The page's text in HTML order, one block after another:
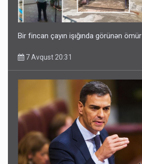
Bir fincan çayın işığında görünən ömür
7 Avqust 20:31